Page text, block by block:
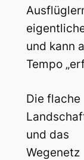
und kann
Tempo
Die flache
und das
Wegenetz